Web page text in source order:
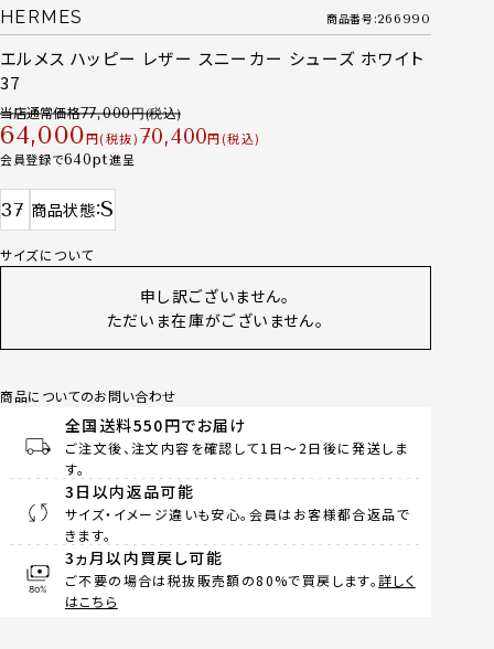
HERMES 商品番号 266990
エルメス ハッピー レザー スニーカー シューズ ホワイト
37
当店通常価格77,000
64,000 税抜 70,400
税込
会員登録で640 進呈
37 商品状態 S
サイズについて
申し訳ございません。
ただいま在庫がございません。
商品についてのお問い合わせ
全国送料550円でお届け
ご注文後、注文内容を確認して1日～2日後に発送しま
す。
3日以内返品可能
サイズ・イメージ違いも安心。会員はお客様都合返品で
きます。
3ヵ月以内買戻し可能
ご不要の場合は税抜販売額の80%で買戻します。詳しく
はこちら